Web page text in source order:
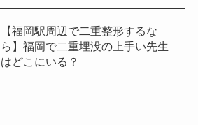
【福岡駅周辺で二重整形するな
ら】福岡で二重埋没の上手い先生
はどこにいる？